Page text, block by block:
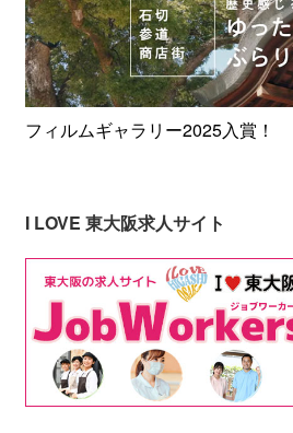
フィルムギャラリー2025入賞！
I LOVE 東大阪求人サイト